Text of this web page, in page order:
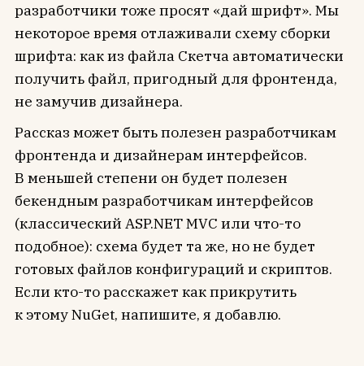
разработчики тоже просят «дай шрифт». Мы
некоторое время отлаживали схему сборки
шрифта: как из файла Скетча автоматически
получить файл, пригодный для фронтенда,
не замучив дизайнера.
Рассказ может быть полезен разработчикам
фронтенда и дизайнерам интерфейсов.
В меньшей степени он будет полезен
бекендным разработчикам интерфейсов
(классический ASP.NET MVC или что-то
подобное): схема будет та же, но не будет
готовых файлов конфигураций и скриптов.
Если кто-то расскажет как прикрутить
к этому NuGet, напишите, я добавлю.